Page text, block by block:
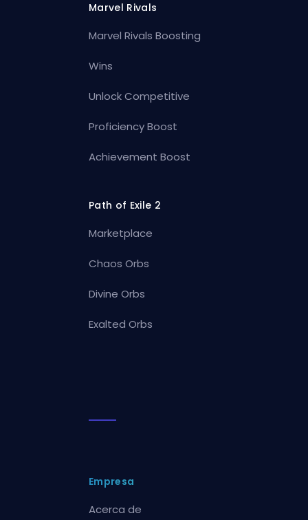
Marvel Rivals
Marvel Rivals Boosting
Wins
Unlock Competitive
Proficiency Boost
Achievement Boost
Path of Exile 2
Marketplace
Chaos Orbs
Divine Orbs
Exalted Orbs
Empresa
Acerca de